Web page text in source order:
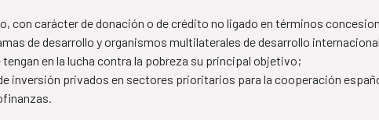
con carácter de donación o de crédito no ligado en términos
de desarrollo y organismos multilaterales de desarrollo
en la lucha contra la pobreza su principal objetivo;
inversión privados en sectores prioritarios para la cooperación